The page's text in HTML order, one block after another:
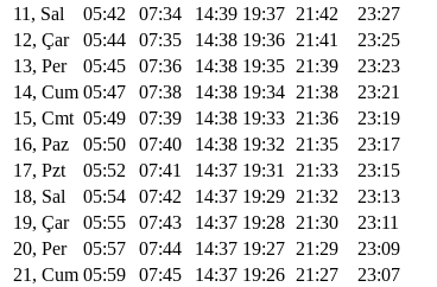
11, Sal
05:42 07:34 14:39 19:37 21:42
23:27
12, Çar
05:44 07:35 14:38 19:36 21:41
23:25
13, Per
05:45 07:36 14:38 19:35 21:39
23:23
14, Cum 05:47 07:38 14:38 19:34 21:38
23:21
15, Cmt 05:49 07:39 14:38 19:33 21:36
23:19
16, Paz
05:50 07:40 14:38 19:32 21:35
23:17
17, Pzt
05:52 07:41 14:37 19:31 21:33
23:15
18, Sal
05:54 07:42 14:37 19:29 21:32
23:13
19, Çar
05:55 07:43 14:37 19:28 21:30
23:11
20, Per
05:57 07:44 14:37 19:27 21:29
23:09
21, Cum 05:59 07:45 14:37 19:26 21:27
23:07